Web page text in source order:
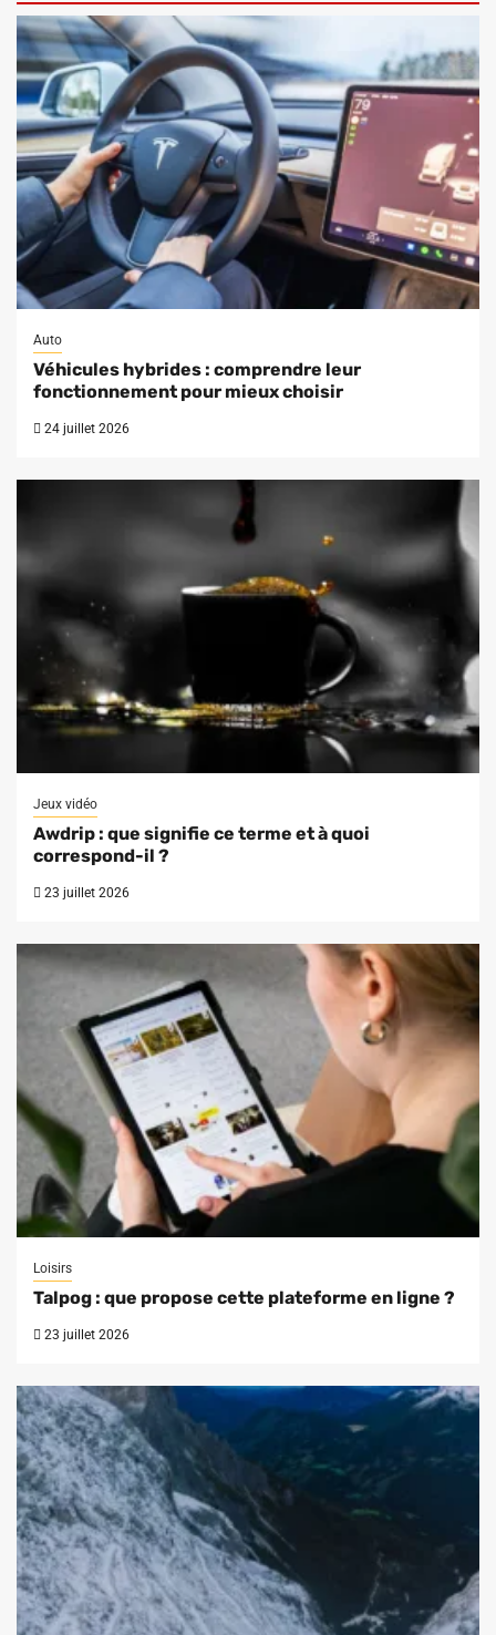
Auto
Véhicules hybrides : comprendre leur
fonctionnement pour mieux choisir
24 juillet 2026
Jeux vidéo
Awdrip : que signifie ce terme et à quoi
correspond-il ?
23 juillet 2026
Loisirs
Talpog : que propose cette plateforme en ligne ?
23 juillet 2026